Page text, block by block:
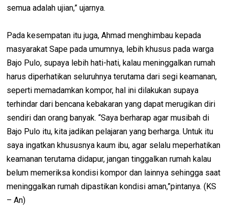
semua adalah ujian,” ujarnya.
Pada kesempatan itu juga, Ahmad menghimbau kepada
masyarakat Sape pada umumnya, lebih khusus pada warga
Bajo Pulo, supaya lebih hati-hati, kalau meninggalkan rumah
harus diperhatikan seluruhnya terutama dari segi keamanan,
seperti memadamkan kompor, hal ini dilakukan supaya
terhindar dari bencana kebakaran yang dapat merugikan diri
sendiri dan orang banyak. “Saya berharap agar musibah di
Bajo Pulo itu, kita jadikan pelajaran yang berharga. Untuk itu
saya ingatkan khususnya kaum ibu, agar selalu meperhatikan
keamanan terutama didapur, jangan tinggalkan rumah kalau
belum memeriksa kondisi kompor dan lainnya sehingga saat
meninggalkan rumah dipastikan kondisi aman,”pintanya. (KS
– An)